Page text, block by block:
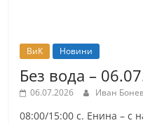
ВиК Новини
Без вода –
06.07.2026 Иван
08:00/15:00 с. Енина – с